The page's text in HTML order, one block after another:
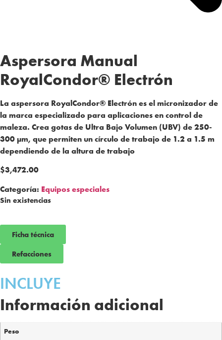
Aspersora Manual
RoyalCondor® Electrón
La aspersora RoyalCondor® Electrón es el micronizador de
la marca especializado para aplicaciones en control de
maleza. Crea gotas de Ultra Bajo Volumen (UBV) de 250-
300 µm, que permiten un círculo de trabajo de 1.2 a 1.5 m
dependiendo de la altura de trabajo
$3,472.00
Categoría: Equipos especiales
Sin existencias
Ficha técnica
Refacciones
INCLUYE
Información adicional
Peso